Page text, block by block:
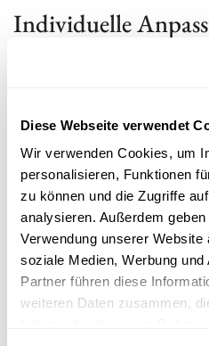
Diese Webseite verwendet
Wir verwenden Cookies, um
personalisieren, Funktionen
zu können und die Zugriffe
analysieren. Außerdem
Verwendung unserer
soziale Medien, Werbung
Partner führen diese
weiteren Daten zusammen,
Individuelle
Personalisierung
bieten umfangreiche
Atmosphäre, indem Aspekte wie:
Raumtemperatur
Luftfeuchtigkeit
Beleuchtung